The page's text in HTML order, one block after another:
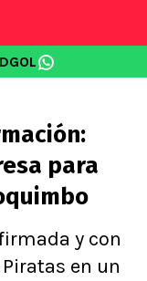
para
y con
en un